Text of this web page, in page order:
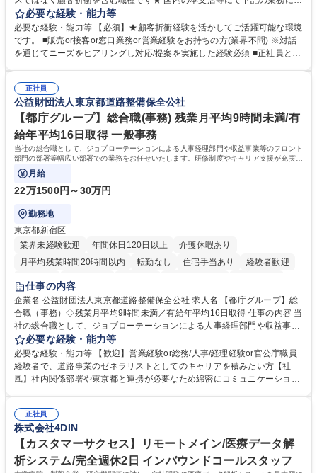
事していただきます。 ■窓口/後方/ロビーにて事務手続等の受付・オペレ
ーション、お客様対応 ■窓口にて、ご来店された個人のお客様に対して金
融商品のご提案 ■効率的な事務運用の検討・構築等 ≪業務紹介：ご応募前
に必ずご覧ください≫ ※記事 https://www.mysite.bk.mufg.jp/career/circle/
必要な経験・能力等
必要な経験・能力等 【必須】★顧客折衝経験を活かしてご活躍可能な環境
です。 ■販売or接客or窓口業務or営業経験をお持ちの方(業界不問) ※対話
を通じてニーズをヒアリングし対応/提案を実施した経験必須 ■正社員とし
るので安心して入行いただけます。 幅広いキャリアの選択肢があり、公募
や社内副業等を活用し、 一人ひとりが挑戦できるカルチャーが浸透してい
ます。 学歴・資格 学歴：大学院 大学 高専 短大 専修学校 高校 語学力：
資格：
正社員
公益財団法人東京都道路整備保全公社
【都庁グループ】総合職(事務) 残業月平均9時間未満/有
給年平均16日取得 一般事務
当社の総合職として、ジョブローテーションによる人事経理部門や収益事業等のフロント
部門の部署等幅広い部署での業務をお任せいたします。研修制度やキャリア支援が充実し
ております！ ※下記業務詳細
月給
22万1500円～30万円
勤務地
東京都新宿区
業界未経験歓迎
年間休日120日以上
介護休暇あり
月平均残業時間20時間以内
転勤なし 住宅手当あり
経験者歓迎
研修あり
退職金あり
駅近5分以内
資格取得手当あり 食事補助あり
仕事の内容
企業名 公益財団法人東京都道路整備保全公社 求人名 【都庁グループ】総
合職（事務）◇残業月平均9時間未満／有給年平均16日取得 仕事の内容 当
社の総合職として、ジョブローテーションによる人事経理部門や収益事業
等のフロント部門の部署等幅広い部署での業務をお任せいたします。研修
制度やキャリア支援が充実しております！ ※下記業務詳細 【業務詳細】■
管理部門：広報、人事、経理など当公社の運営に係る管理業務 ■収益部
門：駐車場の新規開拓、管理運営、新宿駅西口広場の「イベントコーナ
道路施設や道路工事現場の見学ツアー事業 ※入社後は上記いずれかの部門
へ配属。※業務内容変更の範囲：会社の定める業務 募集職種 【都庁グル
ープ】総合職（事務）◇残業月平均9時間未満／有給年平均16日取得
必要な経験・能力等
必要な経験・能力等 【歓迎】営業経験or総務/人事/経理経験or官公庁職員
経験者で、道路事業のゼネラリストとしてのキャリアを積みたい方【社
風】社内関係部署や東京都と連携が必要なため綿密にコミュニケーション
部門など多岐に渡る業務を経験できます。 ■様々なプロジェクト：駐車場
事業の他、新宿駅西口広場内に設置された照明を兼ねた広告「ブライトサ
イン」の管理運営を行うなど、事業収益を生み出す活動を積極的に行って
います。 学歴・資格 学歴：大学院 大学 高専 短大 専修学校 高校 語学力：
資格：
正社員
株式会社4DIN
【カスタマーサクセス】リモートメイン/医療データ解
析システム/完全週休2日 インバウンドコールスタッフ